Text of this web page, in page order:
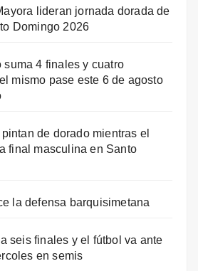
lideran jornada dorada de
Domingo 2026
suma 4 finales y cuatro
mismo pase este 6 de agosto
de dorado mientras el
final masculina en Santo
la defensa barquisimetana
seis finales y el fútbol va ante
en semis